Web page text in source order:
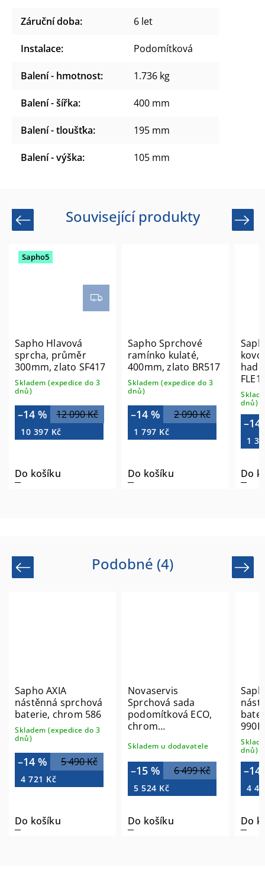
Záruční doba: 6 let
Instalace: Podomítková
Balení - hmotnost: 1.736 kg
Balení - šířka: 400 mm
Balení - tloušťka: 195 mm
Balení - výška: 105 mm
Související produkty
Previous
Sapho5
Sapho Hlavová
sprcha, průměr
300mm, zlato SF417
Skladem (expedice do 3
dnů)
12 090 Kč
–14 %
10 397 Kč
Do košíku
Sapho Sprchové
ramínko kulaté,
400mm, zlato BR517
Skladem (expedice do 3
dnů)
2 090 Kč
–14 %
1 797 Kč
Do košíku
dnů)
–14
1
Do
Next
Podobné (4)
Previous
Sapho AXIA
nástěnná sprchová
baterie, chrom 586
Skladem (expedice do 3
dnů)
5 490 Kč
–14 %
4 721 Kč
Do košíku
Novaservis
Sprchová sada
podomítková ECO,
chrom
Skladem u dodavatele
6 499 Kč
–15 %
5 524 Kč
Do košíku
dnů)
–14
4
Do
Next